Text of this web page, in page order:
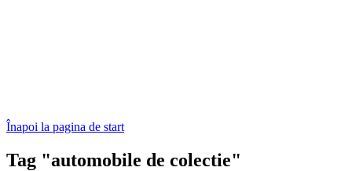
Înapoi la pagina de start
Tag "automobile de colectie"